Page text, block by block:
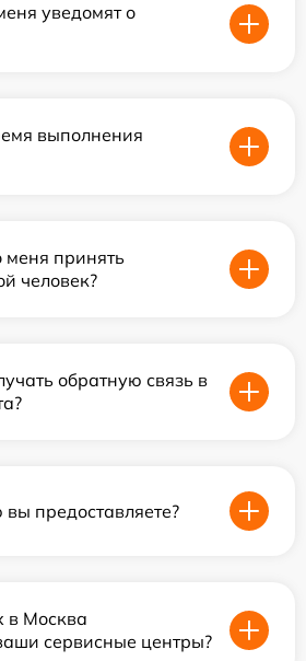
уведомят о
выполнения
меня принять
человек?
обратную связь в
предоставляете?
в Москва
сервисные центры?